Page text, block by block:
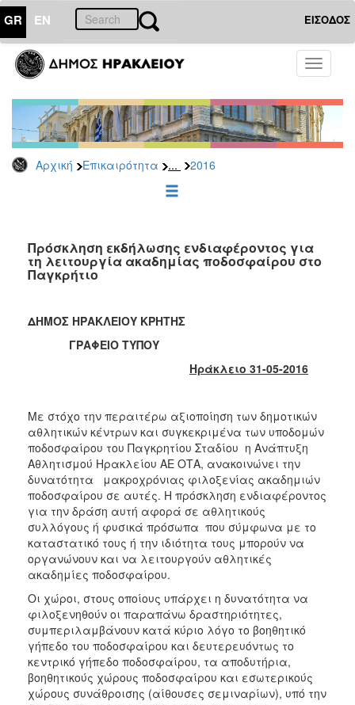
GR EN ΕΙΣΟΔΟΣ
Toggle
Αρχική Επικαιρότητα ... 2016
ΕΠΙΚΑΙΡΟΤΗΤΑ
Τύπου
Αρχείο
2026
2025
2022
2021
2019
2018
2015
2013
2012
2011
2010
2006
ΔΗΜΟΤΗΣ
ΕΠΙΣΚΕΠΤΗΣ
ΗΡΑΚΛΕΙΟ
Πρόσκληση εκδήλωσης ενδιαφέροντος για
τη λειτουργία ακαδημίας ποδοσφαίρου στο
Παγκρήτιο
ΔΗΜΟΣ ΗΡΑΚΛΕΙΟΥ ΚΡΗΤΗΣ
ΓΡΑΦΕΙΟ ΤΥΠΟΥ
Ηράκλειο 31-05-2016
Με στόχο την περαιτέρω αξιοποίηση των δημοτικών
αθλητικών κέντρων και συγκεκριμένα των υποδομών
ποδοσφαίρου του Παγκρητίου Σταδίου η Ανάπτυξη
Αθλητισμού Ηρακλείου ΑΕ ΟΤΑ, ανακοινώνει την
δυνατότητα μακροχρόνιας φιλοξενίας ακαδημιών
ποδοσφαίρου σε αυτές. Η πρόσκληση ενδιαφέροντος
για την δράση αυτή αφορά σε αθλητικούς
συλλόγους ή φυσικά πρόσωπα που σύμφωνα με το
καταστατικό τους ή την ιδιότητα τους μπορούν να
οργανώνουν και να λειτουργούν αθλητικές
ακαδημίες ποδοσφαίρου.
Οι χώροι, στους οποίους υπάρχει η δυνατότητα να
φιλοξενηθούν οι παραπάνω δραστηριότητες,
συμπεριλαμβάνουν κατά κύριο λόγο το βοηθητικό
γήπεδο του ποδοσφαίρου και δευτερευόντως το
κεντρικό γήπεδο ποδοσφαίρου, τα αποδυτήρια,
βοηθητικούς χώρους ποδοσφαίρου και εσωτερικούς
χώρους συνάθροισης (αίθουσες σεμιναρίων), υπό την